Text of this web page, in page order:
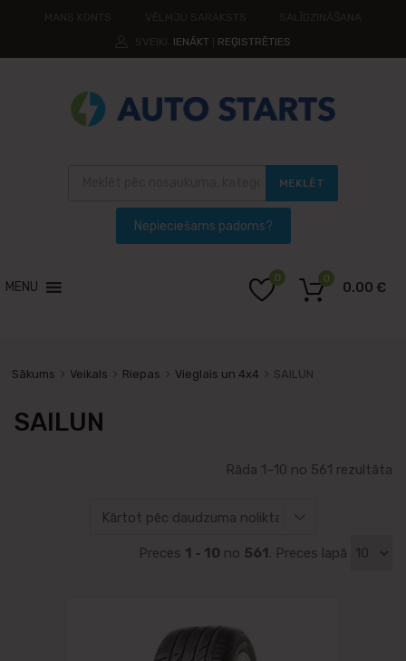
IENĀKT REĢISTRĒTIES
MEKLĒT
MENU
0
0.00 €
0
Sākums Veikals Riepas Vieglais un 4x4 SAILUN
SAILUN
Rāda 1–10 no 561 rezultāta
Preces 1 - 10 no 561. Preces lapā